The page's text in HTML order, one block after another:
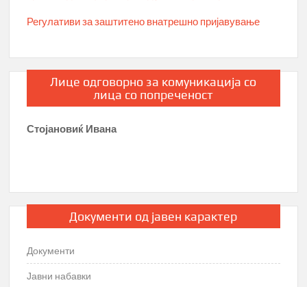
Регулативи за заштитено внатрешно пријавување
Лице одговорно за комуникација со
лица со попреченост
Стојановиќ Ивана
Документи од јавен карактер
Документи
Јавни набавки